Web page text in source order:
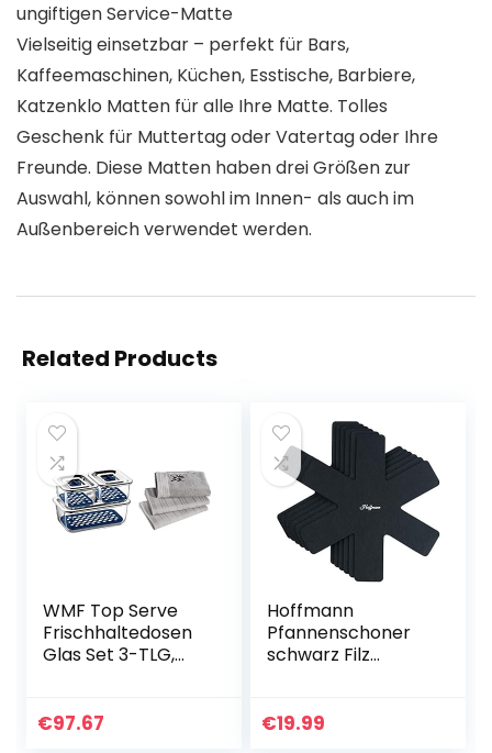
ungiftigen Service-Matte
Vielseitig einsetzbar – perfekt für Bars,
Kaffeemaschinen, Küchen, Esstische, Barbiere,
Katzenklo Matten für alle Ihre Matte. Tolles
Geschenk für Muttertag oder Vatertag oder Ihre
Freunde. Diese Matten haben drei Größen zur
Auswahl, können sowohl im Innen- als auch im
Außenbereich verwendet werden.
Related Products
WMF Top Serve
Frischhaltedosen
Glas Set 3-TLG,
Deckel,
€97.67
Hoffmann
Pfannenschoner
schwarz Filz
Pfannen
€19.99